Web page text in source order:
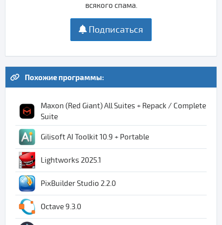
всякого спама.
Подписаться
Похожие программы:
Maxon (Red Giant) All Suites + Repack / Complete
Suite
Gilisoft AI Toolkit 10.9 + Portable
Lightworks 2025.1
PixBuilder Studio 2.2.0
Octave 9.3.0